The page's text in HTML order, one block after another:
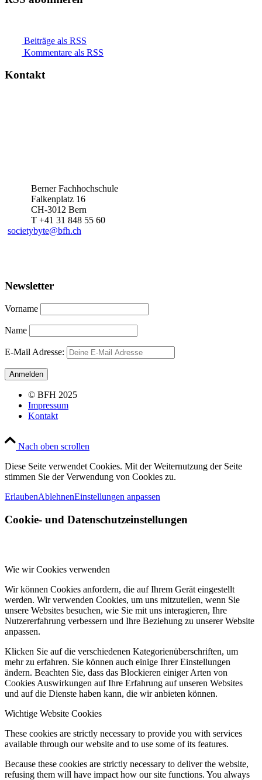
Beiträge als RSS
Kommentare als RSS
Kontakt
Berner Fachhochschule
Falkenplatz 16
CH-3012 Bern
T +41 31 848 55 60
societybyte@bfh.ch
Newsletter
Vorname
Name
E-Mail Adresse:
© BFH 2025
Impressum
Kontakt
Nach oben scrollen
Diese Seite verwendet Cookies. Mit der Weiternutzung der Seite
stimmen Sie der Verwendung von Cookies zu.
ErlaubenAblehnenEinstellungen anpassen
Cookie- und Datenschutzeinstellungen
Wie wir Cookies verwenden
Wir können Cookies anfordern, die auf Ihrem Gerät eingestellt
werden. Wir verwenden Cookies, um uns mitzuteilen, wenn Sie
unsere Websites besuchen, wie Sie mit uns interagieren, Ihre
Nutzererfahrung verbessern und Ihre Beziehung zu unserer Website
anpassen.
Klicken Sie auf die verschiedenen Kategorienüberschriften, um
mehr zu erfahren. Sie können auch einige Ihrer Einstellungen
ändern. Beachten Sie, dass das Blockieren einiger Arten von
Cookies Auswirkungen auf Ihre Erfahrung auf unseren Websites
und auf die Dienste haben kann, die wir anbieten können.
Wichtige Website Cookies
These cookies are strictly necessary to provide you with services
available through our website and to use some of its features.
Because these cookies are strictly necessary to deliver the website,
refusing them will have impact how our site functions. You always